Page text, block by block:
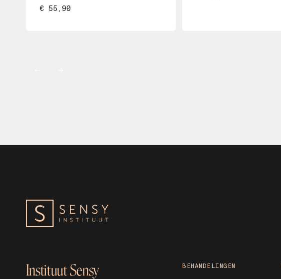
€ 55,90
Instituut Sensy BEHANDELINGEN